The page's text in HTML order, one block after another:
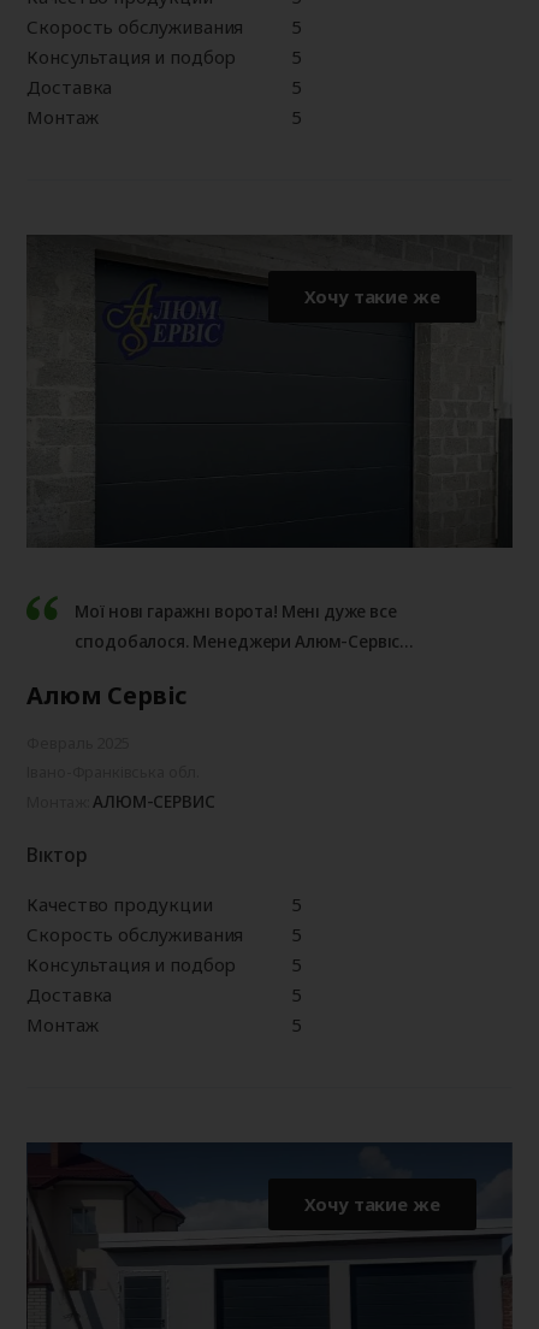
Скорость обслуживания
5
Консультация и подбор
5
Доставка
5
Монтаж
5
Алюм Сервіс
Монтаж:АЛЮМ-СЕРВИС
Хочу такие же
Мої нові гаражні ворота! Мені дуже все
сподобалося. Менеджери Алюм-Сервіс
Віктор
Качество продукции
5
Скорость обслуживания
5
Консультация и подбор
5
Доставка
5
Монтаж
5
Хочу такие же